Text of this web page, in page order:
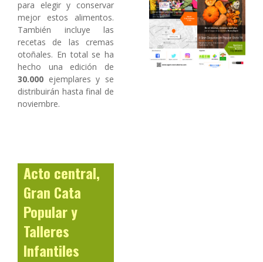
para elegir y conservar
mejor estos alimentos.
También incluye las
recetas de las cremas
otoñales. En total se ha
hecho una edición de
30.000 ejemplares y se
distribuirán hasta final de
noviembre.
Acto central,
Gran Cata
Popular y
Talleres
Infantiles